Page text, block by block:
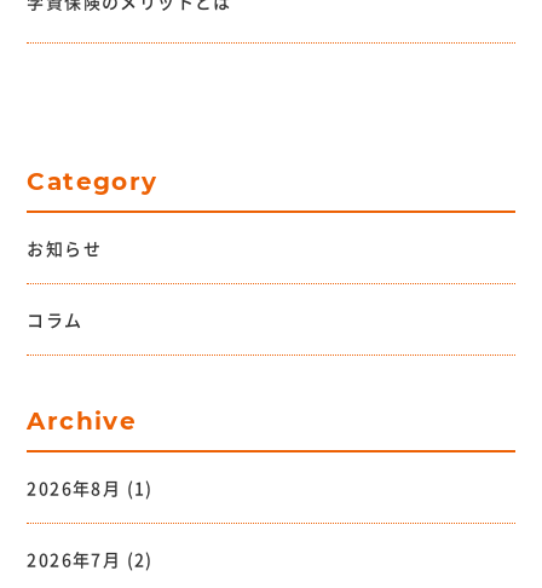
Category
お知らせ
コラム
Archive
2026年8月 (1)
2026年7月 (2)